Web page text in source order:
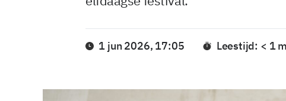
1 jun 2026, 17:05 Leestijd: < 1